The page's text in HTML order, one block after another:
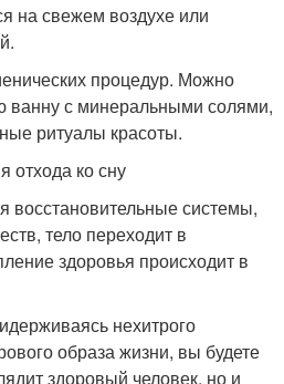
на свежем воздухе или
процедур. Можно
ванну с минеральными солями,
ритуалы красоты.
отхода ко сну
восстановительные системы,
тело переходит в
здоровья происходит в
нехитрого
образа жизни, вы будете
здоровый человек, но и